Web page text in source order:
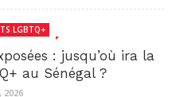
LGBTQ+
: jusqu’où ira la
au Sénégal ?
2026